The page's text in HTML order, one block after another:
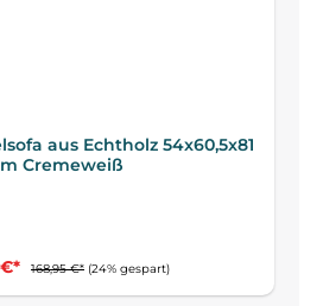
aus Echtholz 54x60,5x81
Cremeweiß
168,95 €* (24% gespart)